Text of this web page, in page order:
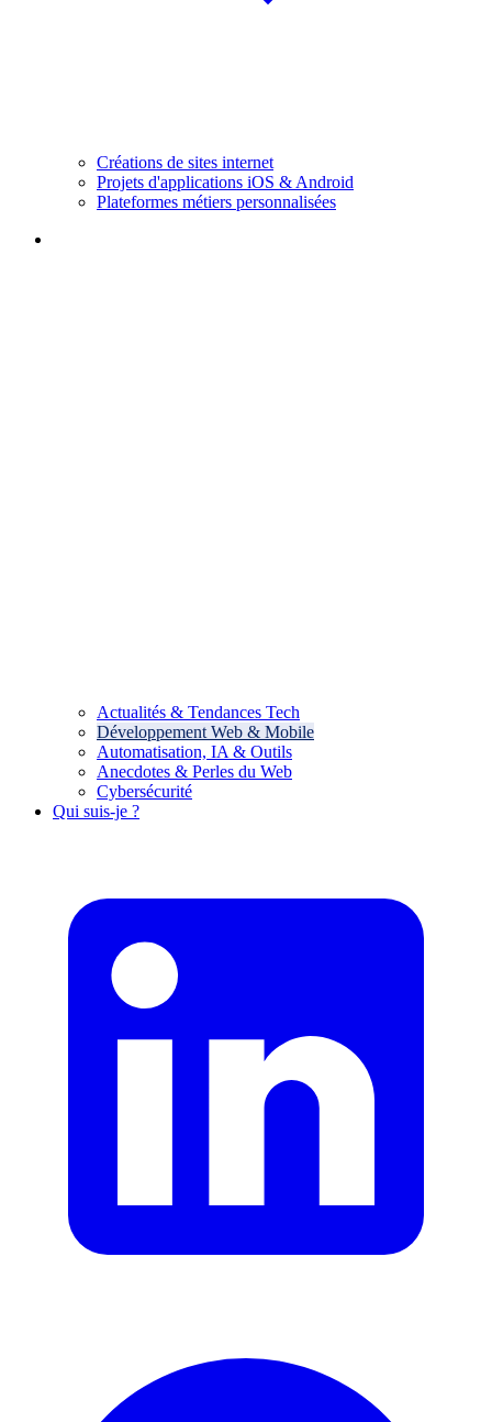
Créations de sites internet
Projets d'applications iOS & Android
Plateformes métiers personnalisées
Actualités & Tendances Tech
Développement Web & Mobile
Automatisation, IA & Outils
Anecdotes & Perles du Web
Cybersécurité
Qui suis-je ?